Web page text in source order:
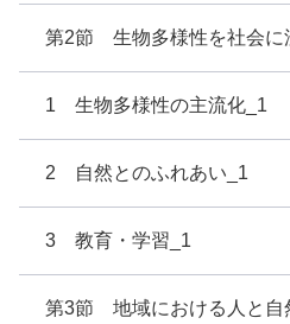
第2節 生物多様性を社会に
1 生物多様性の主流化_1
2 自然とのふれあい_1
3 教育・学習_1
第3節 地域における人と自